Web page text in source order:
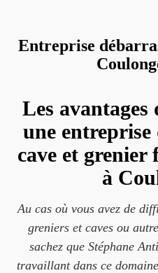
Entreprise
Les avantages
une entreprise
cave et grenier
à
Au cas où vous avez de
greniers et caves ou
sachez que Stéphane
travaillant dans ce